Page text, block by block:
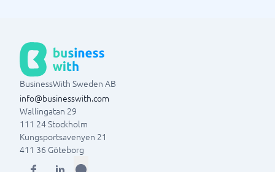
BusinessWith Sweden AB
info@businesswith.com
Wallingatan 29
111 24Stockholm
Kungsportsavenyen 21
411 36 Göteborg